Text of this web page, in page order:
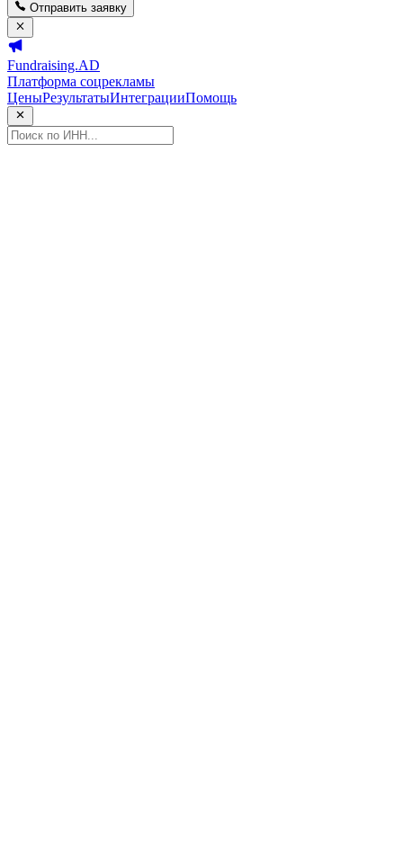
Отправить заявку
Fundraising.AD
Платформа соцрекламы
ЦеныРезультатыИнтеграцииПомощь